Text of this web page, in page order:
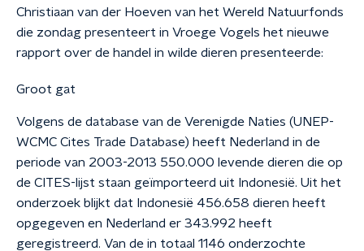
Christiaan van der Hoeven van het Wereld Natuurfonds
die zondag presenteert in Vroege Vogels het nieuwe
rapport over de handel in wilde dieren presenteerde:
Groot gat
Volgens de database van de Verenigde Naties (UNEP-
WCMC Cites Trade Database) heeft Nederland in de
periode van 2003-2013 550.000 levende dieren die op
de CITES-lijst staan geïmporteerd uit Indonesië. Uit het
onderzoek blijkt dat Indonesië 456.658 dieren heeft
opgegeven en Nederland er 343.992 heeft
geregistreerd. Van de in totaal 1146 onderzochte